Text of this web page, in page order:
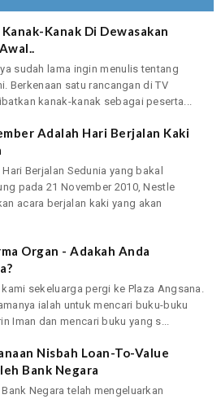
Kanak Di Dewasakan
sudah lama ingin menulis tentang
Berkenaan satu rancangan di TV
kanak-kanak sebagai peserta...
Adalah Hari Berjalan Kaki
Berjalan Sedunia yang bakal
pada 21 November 2010, Nestle
acara berjalan kaki yang akan
Organ - Adakah Anda
sekeluarga pergi ke Plaza Angsana.
ialah untuk mencari buku-buku
Iman dan mencari buku yang s...
Nisbah Loan-To-Value
Bank Negara
Negara telah mengeluarkan